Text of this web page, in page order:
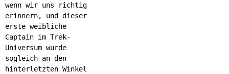
wenn wir uns richtig
erinnern, und dieser
erste weibliche
Captain im Trek-
Universum wurde
sogleich an den
hinterletzten Winkel